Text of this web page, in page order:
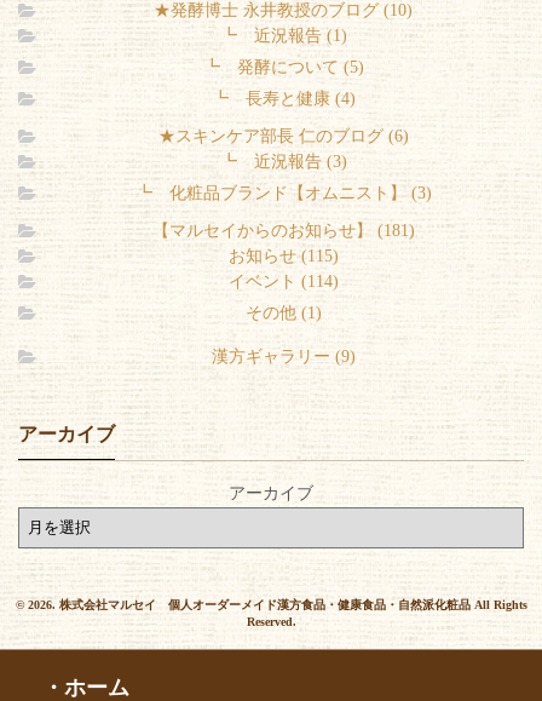
★発酵博士 永井教授のブログ (10)
┗ 近況報告 (1)
┗ 発酵について (5)
┗ 長寿と健康 (4)
★スキンケア部長 仁のブログ (6)
┗ 近況報告 (3)
┗ 化粧品ブランド【オムニスト】 (3)
【マルセイからのお知らせ】 (181)
お知らせ (115)
イベント (114)
その他 (1)
漢方ギャラリー (9)
アーカイブ
アーカイブ
© 2026. 株式会社マルセイ 個人オーダーメイド漢方食品・健康食品・自然派化粧品 All Rights
Reserved.
・ホーム